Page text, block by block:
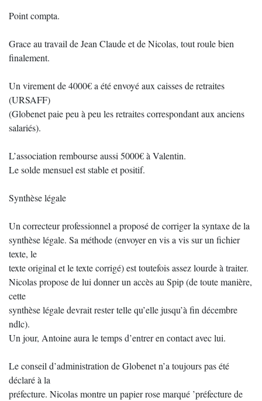
Point compta.
Grace au travail de Jean Claude et de Nicolas, tout roule bien
finalement.
Un virement de 4000€ a été envoyé aux caisses de retraites
(URSAFF)
(Globenet paie peu à peu les retraites correspondant aux anciens
salariés).
L’association rembourse aussi 5000€ à Valentin.
Le solde mensuel est stable et positif.
Synthèse légale
Un correcteur professionnel a proposé de corriger la syntaxe de la
synthèse légale. Sa méthode (envoyer en vis a vis sur un fichier
texte, le
texte original et le texte corrigé) est toutefois assez lourde à traiter.
Nicolas propose de lui donner un accès au Spip (de toute manière,
cette
synthèse légale devrait rester telle qu’elle jusqu’à fin décembre
ndlc).
Un jour, Antoine aura le temps d’entrer en contact avec lui.
Le conseil d’administration de Globenet n’a toujours pas été
déclaré à la
préfecture. Nicolas montre un papier rose marqué ’préfecture de